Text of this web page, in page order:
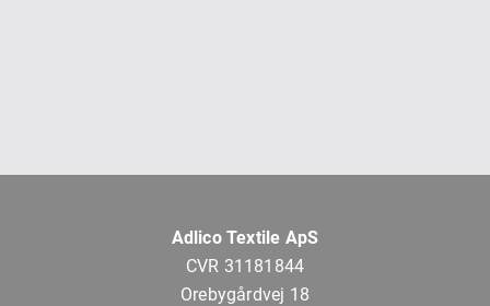
Adlico Textile ApS
CVR 31181844
Orebygårdvej 18